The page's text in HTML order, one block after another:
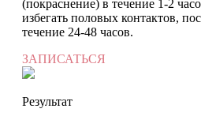
(покраснение) в течение 1-2
избегать половых контактов,
течение 24-48 часов.
ЗАПИСАТЬСЯ
Результат